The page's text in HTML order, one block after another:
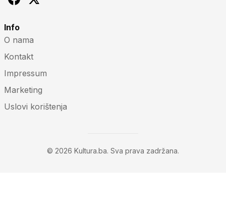
Info
O nama
Kontakt
Impressum
Marketing
Uslovi korištenja
© 2026 Kultura.ba. Sva prava zadržana.